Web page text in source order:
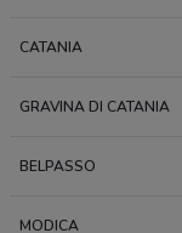
CATANIA
GRAVINA DI CATANIA
BELPASSO
MODICA